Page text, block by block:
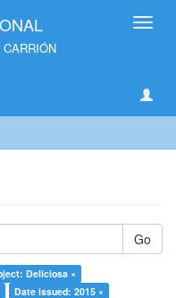
Go
Deliciosa ×
Date issued: 2015 ×